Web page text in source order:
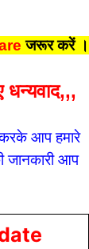
जरूर करें ।
आप हमारे
आप